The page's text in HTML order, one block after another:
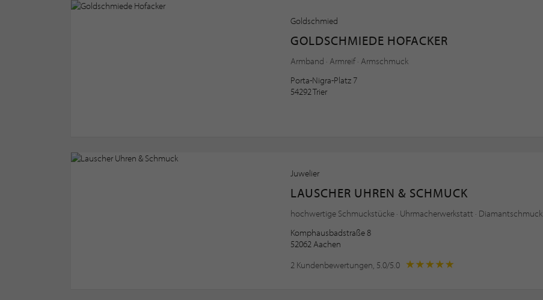
Goldschmied
GOLDSCHMIEDE HOFACKER
Armband · Armreif · Armschmuck
Porta-Nigra-Platz 7
54292 Trier
Juwelier
LAUSCHER UHREN & SCHMUCK
hochwertige Schmuckstücke · Uhrmacherwerkstatt · Diamantschmuck
Komphausbadstraße 8
52062 Aachen
2 Kundenbewertungen, 5.0/5.0